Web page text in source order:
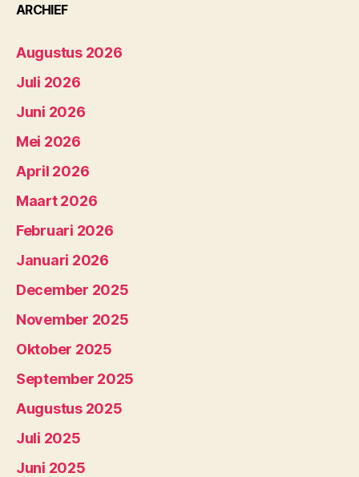
ARCHIEF
Augustus 2026
Juli 2026
Juni 2026
Mei 2026
April 2026
Maart 2026
Februari 2026
Januari 2026
December 2025
November 2025
Oktober 2025
September 2025
Augustus 2025
Juli 2025
Juni 2025